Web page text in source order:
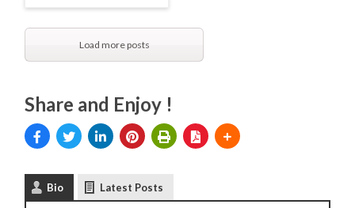
Load more posts
Share and Enjoy !
Bio Latest Posts